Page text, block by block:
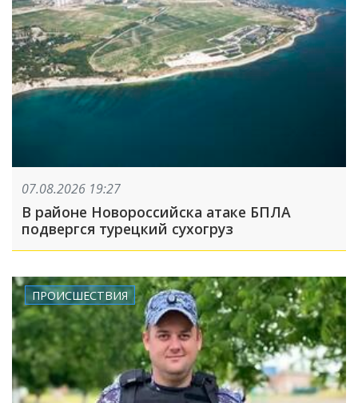
07.08.2026 19:27
В районе Новороссийска атаке БПЛА
подвергся турецкий сухогруз
ПРОИСШЕСТВИЯ